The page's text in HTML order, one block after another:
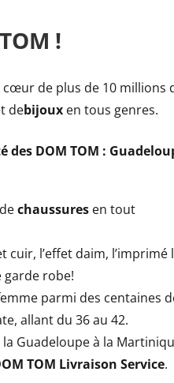
!
de plus de 10 millions
debijoux en tous genres.
des DOM TOM :
chaussuresen tout
cuir, l’effet daim,
robe!
parmi des centaines
allant du 36 au 42.
la Guadeloupe à la
TOM Livraison Service.